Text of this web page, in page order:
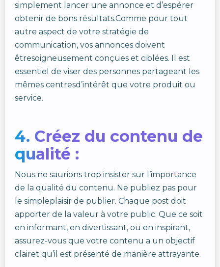
simplement lancer une annonce et d’espérer
obtenir de bons résultats.Comme pour tout
autre aspect de votre stratégie de
communication, vos annonces doivent
êtresoigneusement conçues et ciblées. Il est
essentiel de viser des personnes partageant les
mêmes centresd’intérêt que votre produit ou
service.
4. Créez du contenu de
qualité :
Nous ne saurions trop insister sur l’importance
de la qualité du contenu. Ne publiez pas pour
le simpleplaisir de publier. Chaque post doit
apporter de la valeur à votre public. Que ce soit
en informant, en divertissant, ou en inspirant,
assurez-vous que votre contenu a un objectif
clairet qu’il est présenté de manière attrayante.